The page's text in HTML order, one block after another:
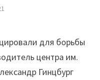
для борьбы
центра им.
Гинцбург